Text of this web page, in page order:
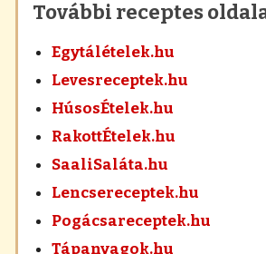
További receptes
Egytálételek.hu
Levesreceptek.hu
HúsosÉtelek.hu
RakottÉtelek.hu
SaaliSaláta.hu
Lencsereceptek.hu
Pogácsareceptek.hu
Tápanyagok.hu